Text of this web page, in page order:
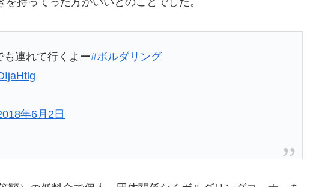
も連れて行くよー#ボルダリング
年6月2日